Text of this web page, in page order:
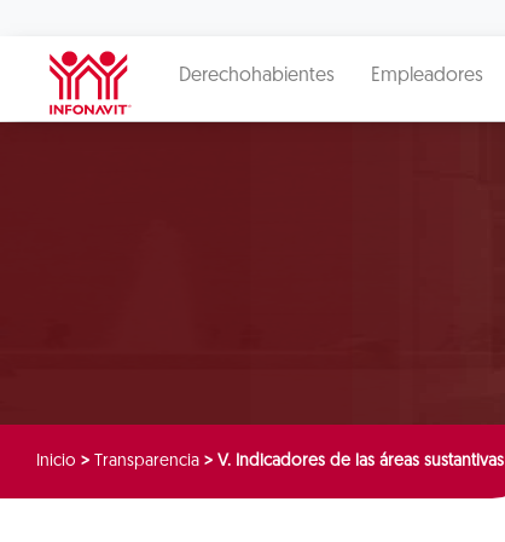
Derechohabientes Empleadores
Inicio > Transparencia > V. Indicadores de las áreas sustantivas